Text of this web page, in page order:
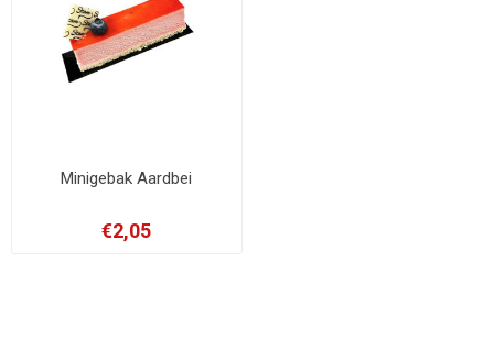
Minigebak Aardbei
€2,05